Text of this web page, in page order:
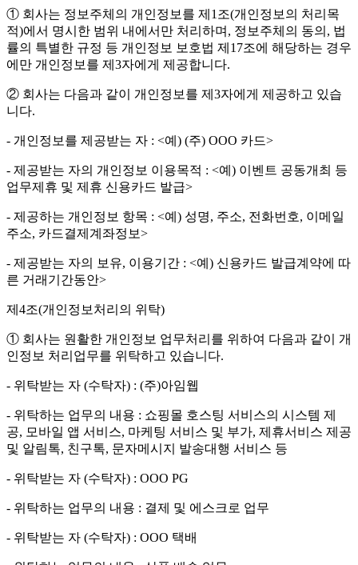
① 회사는 정보주체의 개인정보를 제1조(개인정보의 처리목
적)에서 명시한 범위 내에서만 처리하며, 정보주체의 동의, 법
률의 특별한 규정 등 개인정보 보호법 제17조에 해당하는 경우
에만 개인정보를 제3자에게 제공합니다.
② 회사는 다음과 같이 개인정보를 제3자에게 제공하고 있습
니다.
- 개인정보를 제공받는 자 : <예) (주) OOO 카드>
- 제공받는 자의 개인정보 이용목적 : <예) 이벤트 공동개최 등
업무제휴 및 제휴 신용카드 발급>
- 제공하는 개인정보 항목 : <예) 성명, 주소, 전화번호, 이메일
주소, 카드결제계좌정보>
- 제공받는 자의 보유, 이용기간 : <예) 신용카드 발급계약에 따
른 거래기간동안>
제4조(개인정보처리의 위탁)
① 회사는 원활한 개인정보 업무처리를 위하여 다음과 같이 개
인정보 처리업무를 위탁하고 있습니다.
- 위탁받는 자 (수탁자) : (주)아임웹
- 위탁하는 업무의 내용 : 쇼핑몰 호스팅 서비스의 시스템 제
공, 모바일 앱 서비스, 마케팅 서비스 및 부가, 제휴서비스 제공
및 알림톡, 친구톡, 문자메시지 발송대행 서비스 등
- 위탁받는 자 (수탁자) : OOO PG
- 위탁하는 업무의 내용 : 결제 및 에스크로 업무
- 위탁받는 자 (수탁자) : OOO 택배